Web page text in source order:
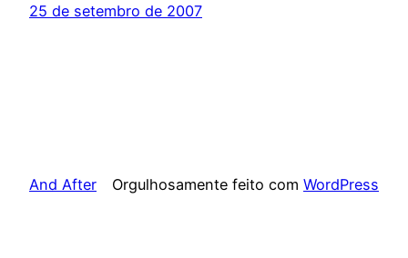
25 de setembro de 2007
And After Orgulhosamente feito com WordPress